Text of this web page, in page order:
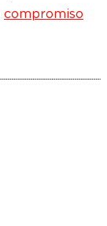
compromiso